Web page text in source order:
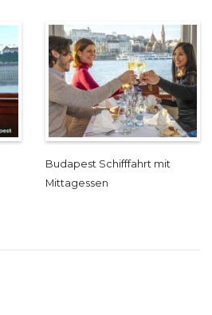
Budapest Schifffahrt mit
Mittagessen